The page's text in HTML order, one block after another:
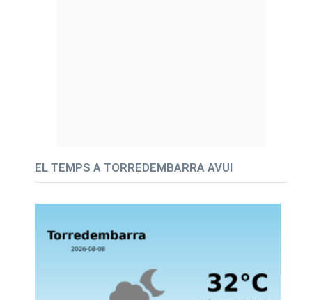
EL TEMPS A TORREDEMBARRA AVUI